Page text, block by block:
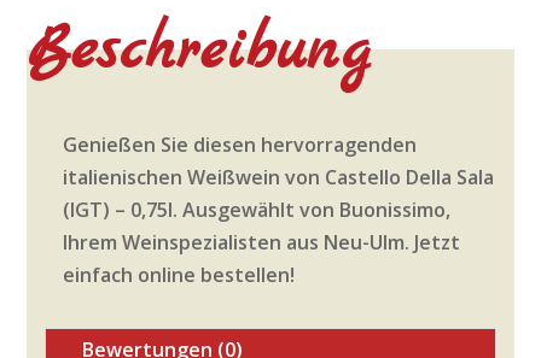
Beschreibung
Genießen Sie diesen hervorragenden
italienischen Weißwein von Castello Della Sala
(IGT) – 0,75l. Ausgewählt von Buonissimo,
Ihrem Weinspezialisten aus Neu-Ulm. Jetzt
einfach online bestellen!
Bewertungen (0)